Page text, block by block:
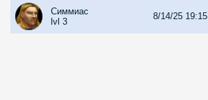
Симмиас
lvl 3
8/14/25 19:15